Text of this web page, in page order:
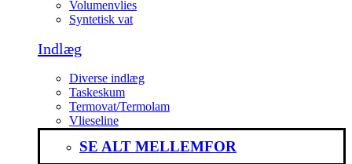
Volumenvlies
Syntetisk vat
Indlæg
Diverse indlæg
Taskeskum
Termovat/Termolam
Vlieseline
SE ALT MELLEMFOR